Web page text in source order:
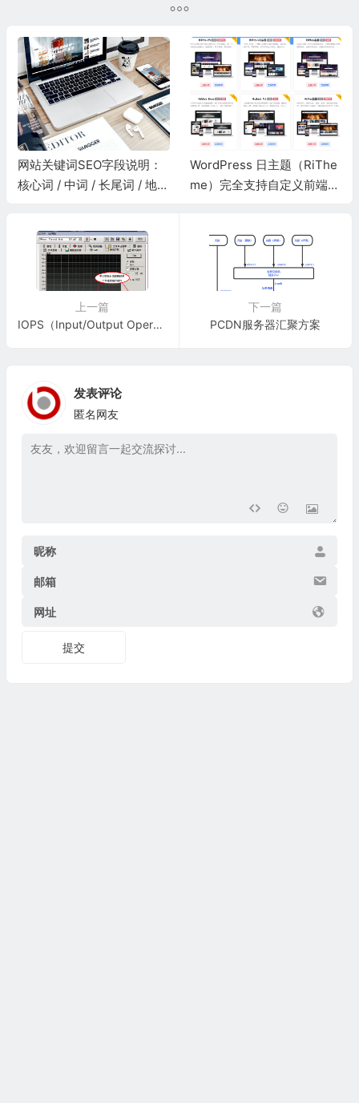
网站关键词SEO字段说明：
核心词 / 中词 / 长尾词 / 地域
WordPress 日主题（RiThe
me）完全支持自定义前端样
上一篇
IOPS（Input/Output Operations Per Second）计算
下一篇
PCDN服务器汇聚方案
发表评论
匿名网友
昵称
邮箱
网址
提交